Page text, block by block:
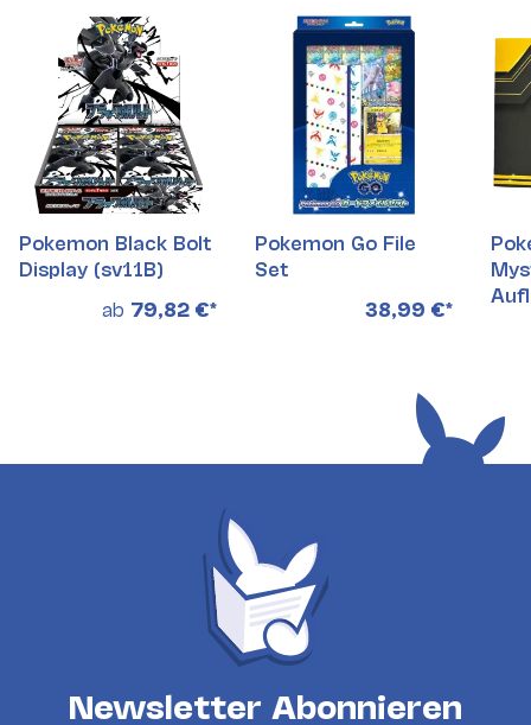
Pokemon Black Bolt
Display (sv11B)
ab 79,82 €*
Pokemon Go File
Set
38,99 €*
Newsletter Abonnieren